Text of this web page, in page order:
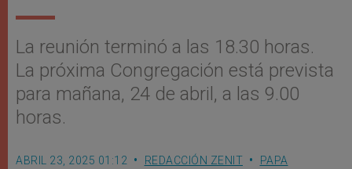
La reunión terminó a las 18.30 horas.
La próxima Congregación está prevista
para mañana, 24 de abril, a las 9.00
horas.
ABRIL 23, 2025 01:12 REDACCIÓN ZENIT
PAPA